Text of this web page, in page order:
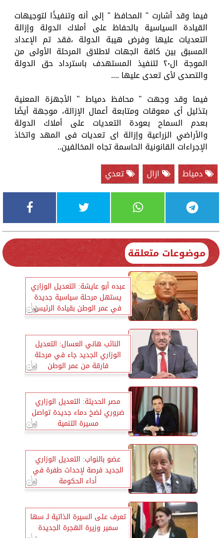
فيما وقد أشارت " المحافظ " إلى أنه وتنفيذًا لتوجيهات
القيادة السياسية بالحفاظ على أملاك الدولة وإزالة
التعديات عليها وفرض هيبة الدولة ،فقد تم الإعداد
المسبق بين كافة الجهات لاطلاق المرحلة الأولى من
الموجة ال٢٠ لتنفيذ المستهدف باسترداد حق الدولة
والتصدى لأى تعدى عليها ....
فيما وقد وجهت " محافظ دمياط " الأجهزة المعنية
بتذليل أى معوقات ومتابعة أعمال الإزالة، موجهة أيضًا
بعدم السماح بعودة التعديات على أملاك الدولة
والأراضي الزراعية وإزالة اى تعديات فى المهد واتخاذ
الإجراءات القانونية الحاسمة تجاه المخالفين..
دمياط
ازال تعدي
موضوعات متعلقة
عبده أبو عايشة: التعديل الوزاري
يستهل مرحلة سياسية جديدة
في عمر الوطن بقيادة الرئيس
السيسي
النائب هاني العسال: التعديل
الوزاري الجديد جاء في مرحلة
فارقة من عمر الوطن
مصر الحديثة: التعديل الوزاري
ضروري لضخ دماء جديدة تواصل
مسيرة التنمية
عضو بالنواب: التعديل الوزاري
الجديد فرصة لإحداث طفرة في
أداء الحكومة
تعرف على السيرة الذاتية لـ سها
سمير وزيرة الهجرة الجديدة